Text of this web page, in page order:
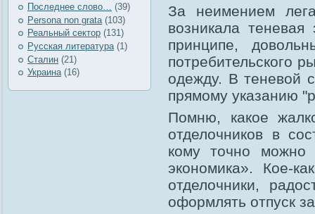
Последнее слово… (39)
Рersona non grata (103)
Реальный сектор (131)
Русская литература (1)
Сталин (21)
Украина(16)
За неимением
возникала
принципе,
потребительского
одежду. В теневой
прямому указанию
Помню, какое
отделочников в
кому точно можно
экономика». Кое-
отделочники,
оформлять отпуск